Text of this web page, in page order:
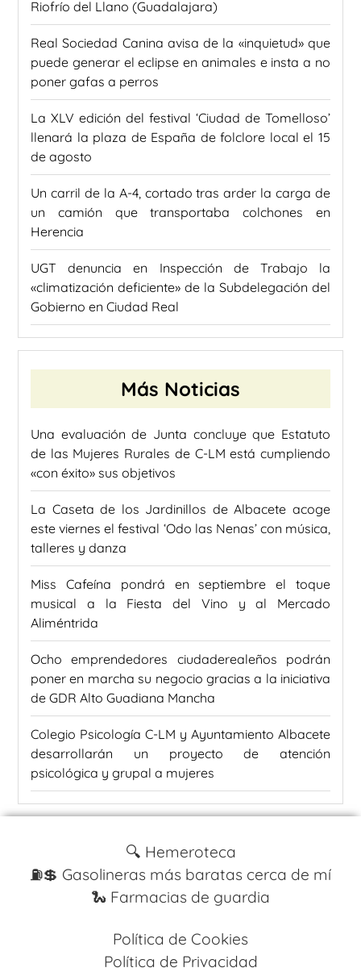
Riofrío del Llano (Guadalajara)
Real Sociedad Canina avisa de la «inquietud» que
puede generar el eclipse en animales e insta a no
poner gafas a perros
La XLV edición del festival ‘Ciudad de Tomelloso’
llenará la plaza de España de folclore local el 15
de agosto
Un carril de la A-4, cortado tras arder la carga de
un camión que transportaba colchones en
Herencia
UGT denuncia en Inspección de Trabajo la
«climatización deficiente» de la Subdelegación del
Gobierno en Ciudad Real
Más Noticias
Una evaluación de Junta concluye que Estatuto
de las Mujeres Rurales de C-LM está cumpliendo
«con éxito» sus objetivos
La Caseta de los Jardinillos de Albacete acoge
este viernes el festival ‘Odo las Nenas’ con música,
talleres y danza
Miss Cafeína pondrá en septiembre el toque
musical a la Fiesta del Vino y al Mercado
Aliméntrida
Ocho emprendedores ciudaderealeños podrán
poner en marcha su negocio gracias a la iniciativa
de GDR Alto Guadiana Mancha
Colegio Psicología C-LM y Ayuntamiento Albacete
desarrollarán un proyecto de atención
psicológica y grupal a mujeres
🔍 Hemeroteca
⛽️💲 Gasolineras más baratas cerca de mí
🐍 Farmacias de guardia
Política de Cookies
Política de Privacidad